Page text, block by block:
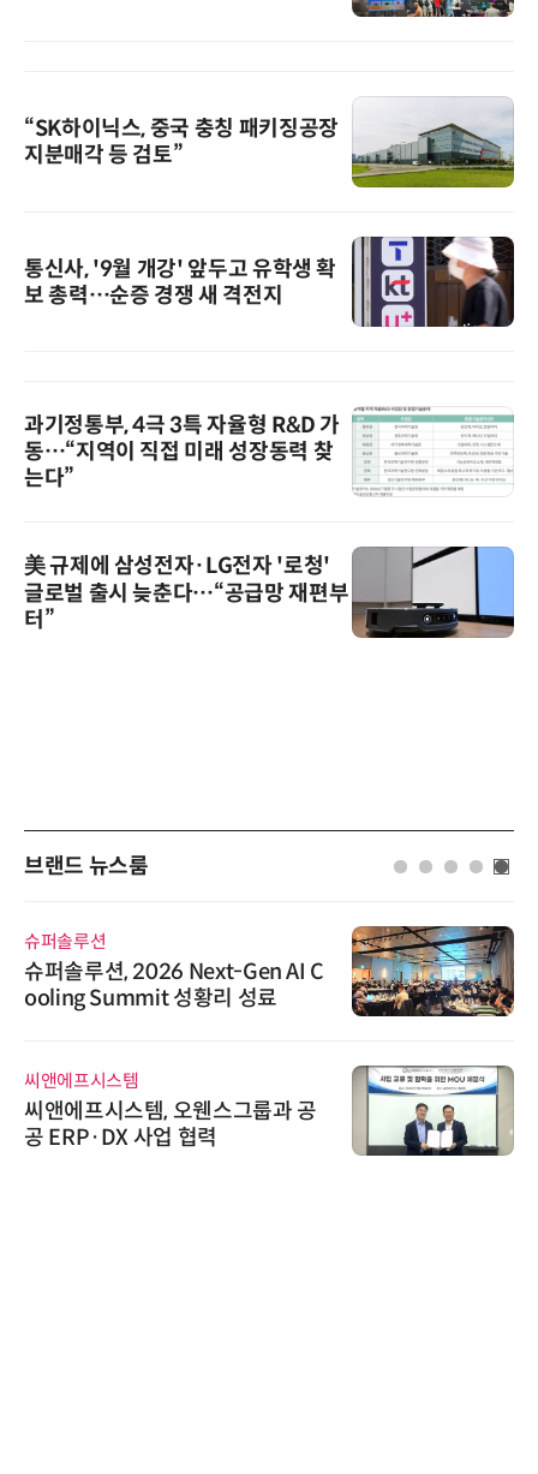
“SK하이닉스, 중국 충칭 패키징공장
지분매각 등 검토”
통신사, '9월 개강' 앞두고 유학생 확
보 총력…순증 경쟁 새 격전지
과기정통부, 4극 3특 자율형 R&D 가
동…“지역이 직접 미래 성장동력 찾
는다”
美 규제에 삼성전자·LG전자 '로청'
글로벌 출시 늦춘다…“공급망 재편부
터”
브랜드 뉴스룸
슈퍼솔루션
슈퍼솔루션, 2026 Next-Gen AI C
ooling Summit 성황리 성료
씨앤에프시스템
씨앤에프시스템, 오웬스그룹과 공
공 ERP·DX 사업 협력